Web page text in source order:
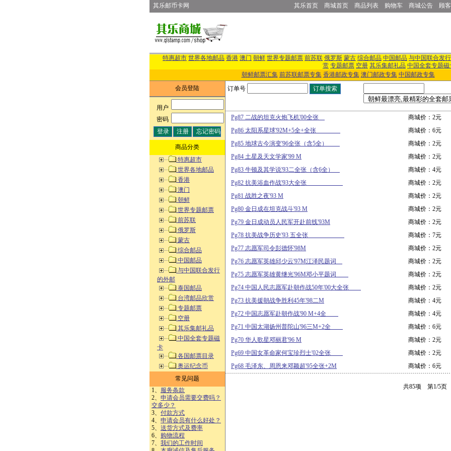
其乐邮币卡网 其乐首页 商城首页 商品列表 购物车 商城公告 顾
特惠超市 世界各地邮品 香港 澳门 朝鲜 世界专题邮票 前苏联 俄罗斯 蒙古 综合邮品 中国邮品 与中国联合发
赏 专题邮票 空册 其乐集邮礼品 中国全套专题磁
朝鲜邮票汇集 前苏联邮票专集 香港邮政专集 澳门邮政专集 中国邮政专集
会员登陆
用户:
密码:
商品分类
特惠超市
世界各地邮品
香港
澳门
朝鲜
世界专题邮票
前苏联
俄罗斯
蒙古
综合邮品
中国邮品
与中国联合发行
的外邮
泰国邮品
台湾邮品欣赏
专题邮票
空册
其乐集邮礼品
中国全套专题磁
卡
各国邮票目录
奥运纪念币
常见问题
1、 服务条款
2、 申请会员需要交费吗？
交多少？
3、 付款方式
4、 申请会员有什么好处？
5、 送货方式及费率
6、 购物流程
7、 我们的工作时间
订单号
Pg87 二战的坦克火炮飞机'00全张
商城价：2元
Pg86 太阳系星球'92M+5全+全张
商城价：6元
Pg85 地球古今演变'96全张（含5全）
商城价：2元
Pg84 土星及天文学家'99 M
商城价：2元
Pg83 牛顿及其学说'93二全张（含6全）
商城价：4元
Pg82 抗美浴血作战'93大全张
商城价：2元
Pg81 战胜之夜'93 M
商城价：2元
Pg80 金日成在坦克战斗'93 M
商城价：2元
Pg79 金日成动员人民军开赴前线'93M
商城价：2元
Pg78 抗美战争历史'93 五全张
商城价：7元
Pg77 志愿军司令彭德怀'98M
商城价：2元
Pg76 志愿军英雄邱少云'97M江泽民题词
商城价：2元
Pg75 志愿军英雄黄继光'96M邓小平题词
商城价：2元
Pg74 中国人民志愿军赴朝作战50年'00大全张
商城价：2元
Pg73 抗美援朝战争胜利45年'98二M
商城价：4元
Pg72 中国志愿军赴朝作战'90 M+4全
商城价：4元
Pg71 中国太湖扬州普陀山'96三M+2全
商城价：6元
Pg70 华人歌星邓丽君'96 M
商城价：2元
Pg69 中国女革命家何宝珍烈士'02全张
商城价：2元
Pg68 毛泽东、周恩来邓颖超'95全张+2M
商城价：6元
共85项 第1/5